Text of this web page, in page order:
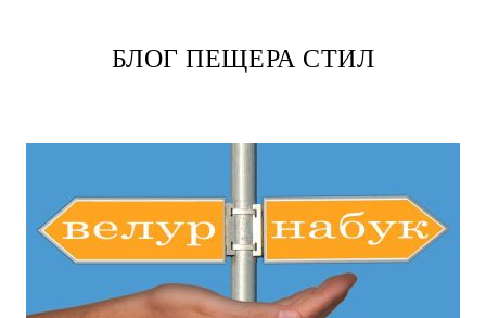
БЛОГ ПЕЩЕРА СТИЛ